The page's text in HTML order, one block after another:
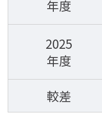
年度
2025
年度
較差